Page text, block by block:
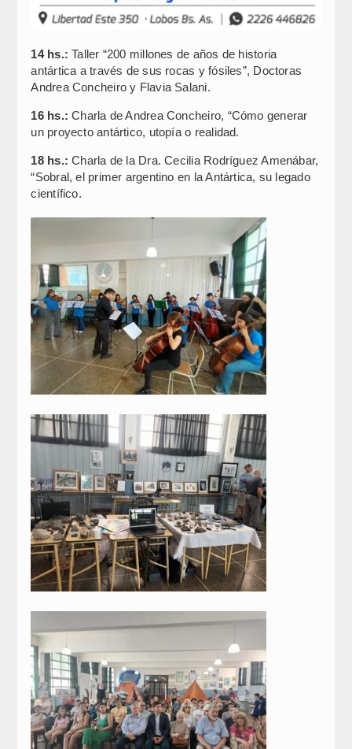
14 hs.:Taller “200 millones de años de historia
antártica a través de sus rocas y fósiles”, Doctoras
Andrea Concheiro y Flavia Salani.
16 hs.:Charla de Andrea Concheiro, “Cómo generar
un proyecto antártico, utopía o realidad.
18 hs.:Charla de la Dra. Cecilia Rodríguez Amenábar,
“Sobral, el primer argentino en la Antártica, su legado
científico.